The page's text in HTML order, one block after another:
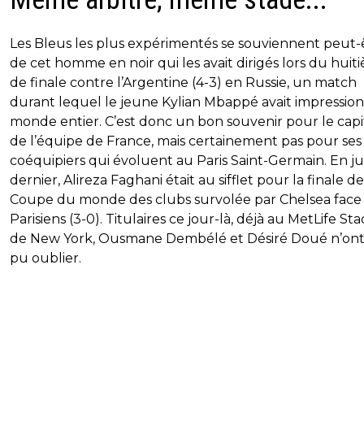
Les Bleus les plus expérimentés se souviennent
de cet homme en noir qui les avait dirigés lors du
de finale contre l’Argentine (4-3) en Russie, un match
durant lequel le jeune Kylian Mbappé avait
monde entier. C’est donc un bon souvenir pour le
de l’équipe de France, mais certainement pas pour ses
coéquipiers qui évoluent au Paris Saint-Germain. En
dernier, Alireza Faghani était au sifflet pour la finale
Coupe du monde des clubs survolée par Chelsea
Parisiens (3-0). Titulaires ce jour-là, déjà au MetLife
de New York, Ousmane Dembélé et Désiré Doué
pu oublier.